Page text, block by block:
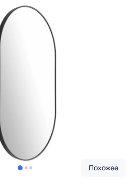
Похожее